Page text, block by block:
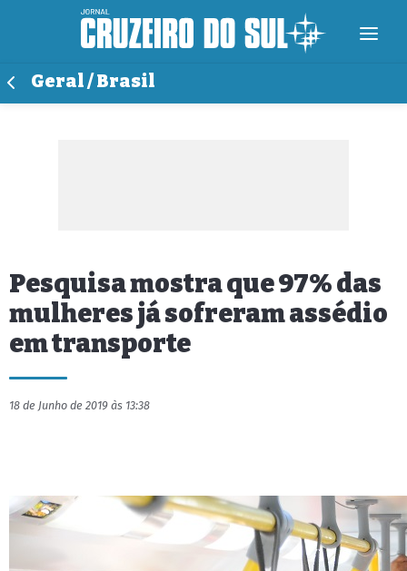
Geral / Brasil
Pesquisa mostra que 97% das
mulheres já sofreram assédio
em transporte
18 de Junho de 2019 às 13:38